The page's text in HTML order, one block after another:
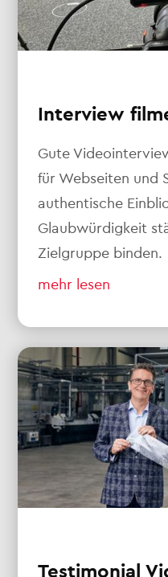
Interview
Gute
für Webseiten und
authentische
Glaubwürdigkeit
Zielgruppe binden.
mehr lesen
Testimonial